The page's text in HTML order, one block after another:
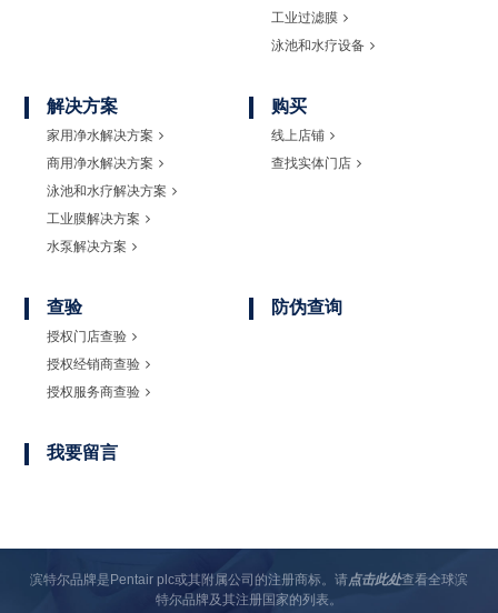
工业过滤膜
泳池和水疗设备
解决方案
家用净水解决方案
商用净水解决方案
泳池和水疗解决方案
工业膜解决方案
水泵解决方案
购买
线上店铺
查找实体门店
查验
授权门店查验
授权经销商查验
授权服务商查验
防伪查询
我要留言
滨特尔品牌是Pentair plc或其附属公司的注册商标。请点击此处查看全球滨
特尔品牌及其注册国家的列表。